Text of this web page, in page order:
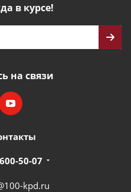
в курсе!
на связи
50-07
kpd.ru